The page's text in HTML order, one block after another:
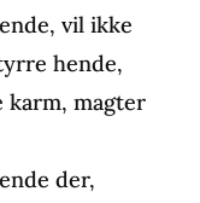
vil ikke
hende,
karm, magter
der,